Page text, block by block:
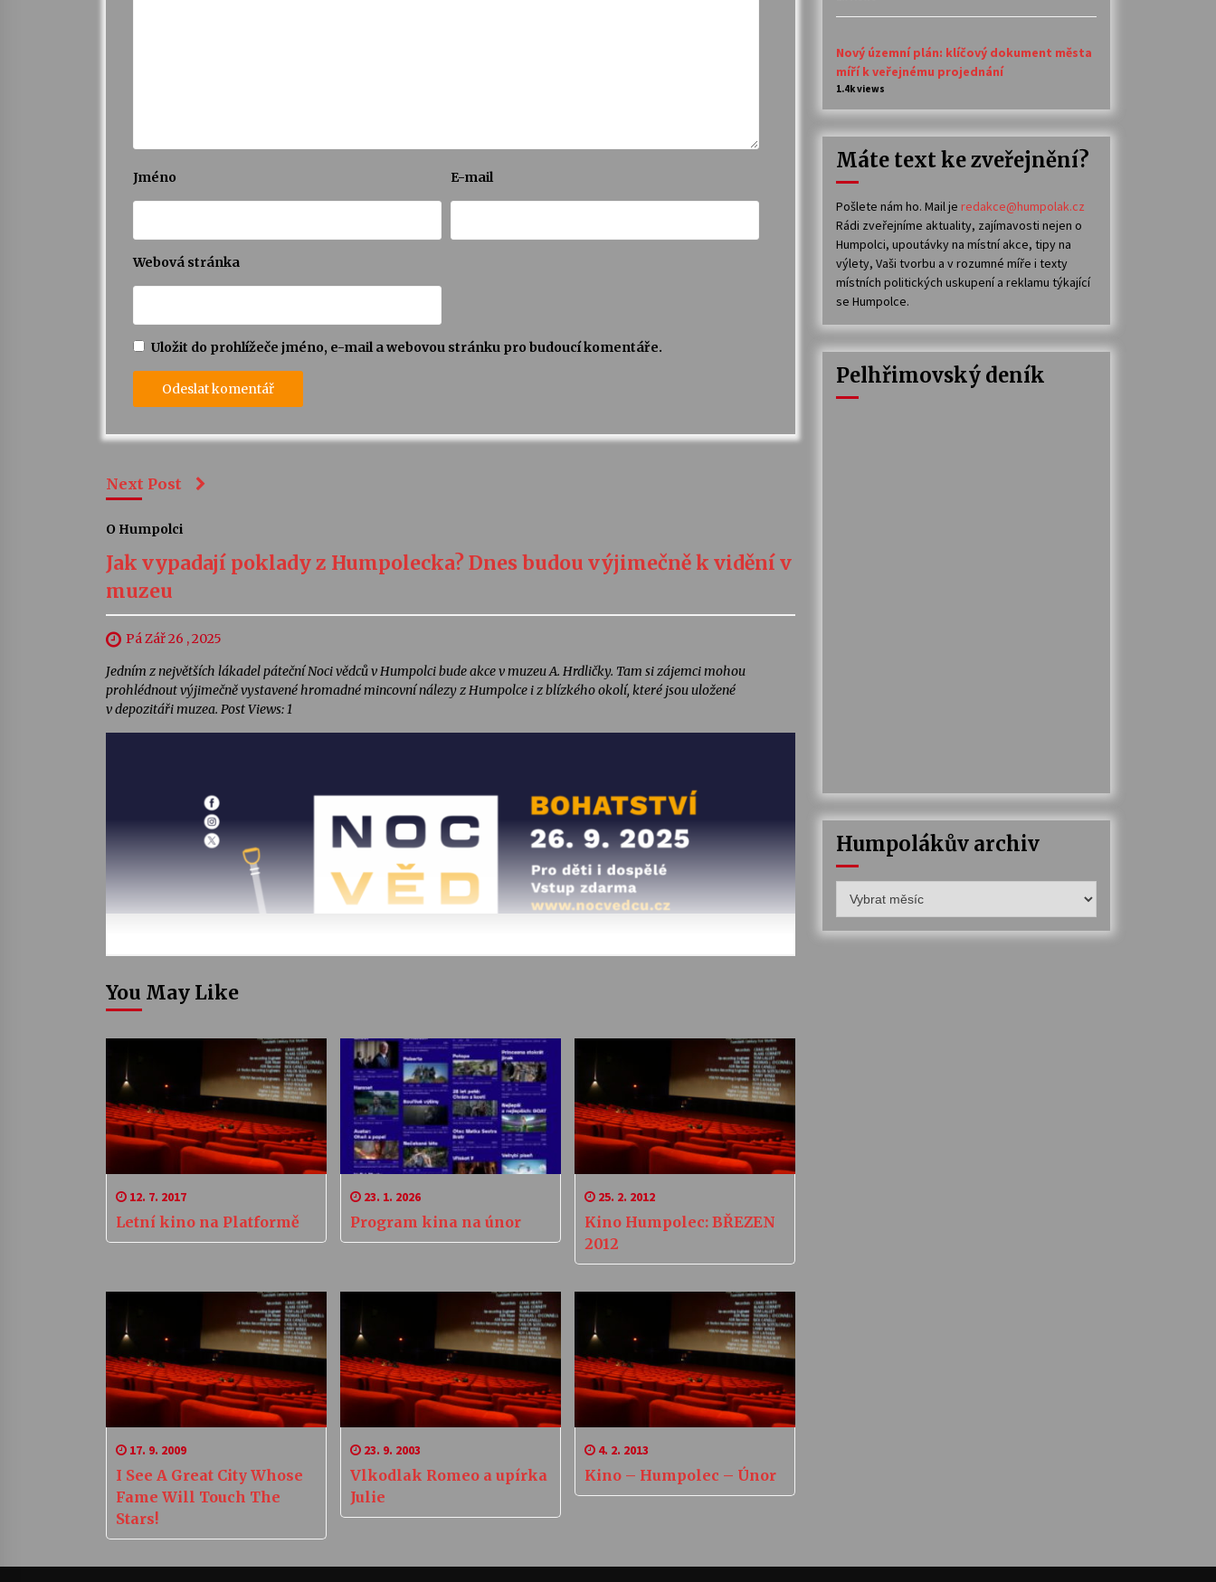
Jméno E-mail
Webová stránka
Uložit do prohlížeče jméno, e-mail a webovou stránku pro budoucí komentáře.
Next Post
O Humpolci
Jak vypadají poklady z Humpolecka? Dnes budou výjimečně k vidění v
muzeu
Pá Zář 26 , 2025
Jedním z největších lákadel páteční Noci vědců v Humpolci bude akce v muzeu A. Hrdličky. Tam si zájemci mohou
prohlédnout výjimečně vystavené hromadné mincovní nálezy z Humpolce i z blízkého okolí, které jsou uložené
v depozitáři muzea. Post Views: 1
You May Like
12. 7. 2017
Letní kino na Platformě
23. 1. 2026
Program kina na únor
25. 2. 2012
Kino Humpolec: BŘEZEN
2012
17. 9. 2009
I See A Great City Whose
Fame Will Touch The
Stars!
23. 9. 2003
Vlkodlak Romeo a upírka
Julie
4. 2. 2013
Kino – Humpolec – Únor
Nový územní plán: klíčový dokument města
míří k veřejnému projednání
1.4k views
Máte text ke zveřejnění?
Pošlete nám ho. Mail je redakce@humpolak.cz
Rádi zveřejníme aktuality, zajímavosti nejen o
Humpolci, upoutávky na místní akce, tipy na
výlety, Vaši tvorbu a v rozumné míře i texty
místních politických uskupení a reklamu týkající
se Humpolce.
Pelhřimovský deník
Humpolákův archiv
archiv